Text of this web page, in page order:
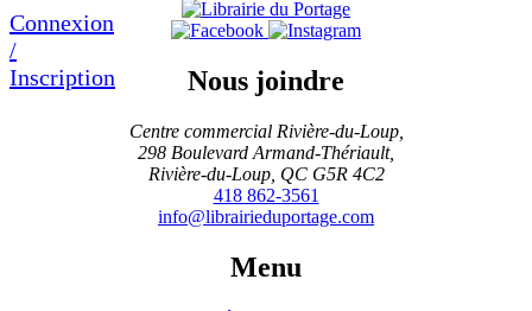
Connexion
/
Inscription
Nous joindre
Centre commercial Rivière-du-Loup,
298 Boulevard Armand-Thériault,
Rivière-du-Loup, QC G5R 4C2
418 862-3561
info@librairieduportage.com
Menu